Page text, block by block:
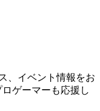
、イベント情報をお
ゲーマーも応援し